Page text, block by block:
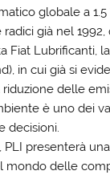
globale a 1.5
già nel 1992,
Fiat Lubrificanti,
in cui già si
delle
è uno dei
decisioni.
PLI presenterà
mondo delle